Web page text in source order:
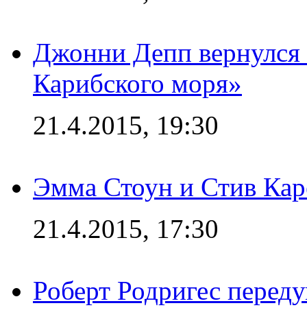
Джонни Депп
Карибского моря»
21.4.2015, 19:30
Эмма Стоун и Стив
21.4.2015, 17:30
Роберт Родригес